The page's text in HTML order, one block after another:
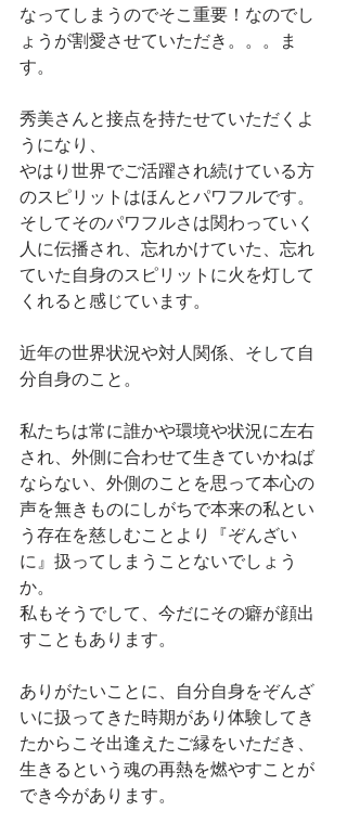
なってしまうのでそこ重要！なのでし
ょうが割愛させていただき。。。ま
す。
秀美さんと接点を持たせていただくよ
うになり、
やはり世界でご活躍され続けている方
のスピリットはほんとパワフルです。
そしてそのパワフルさは関わっていく
人に伝播され、忘れかけていた、忘れ
ていた自身のスピリットに火を灯して
くれると感じています。
近年の世界状況や対人関係、そして自
分自身のこと。
私たちは常に誰かや環境や状況に左右
され、外側に合わせて生きていかねば
ならない、外側のことを思って本心の
声を無きものにしがちで本来の私とい
う存在を慈しむことより『ぞんざい
に』扱ってしまうことないでしょう
か。
私もそうでして、今だにその癖が顔出
すこともあります。
ありがたいことに、自分自身をぞんざ
いに扱ってきた時期があり体験してき
たからこそ出逢えたご縁をいただき、
生きるという魂の再熱を燃やすことが
でき今があります。